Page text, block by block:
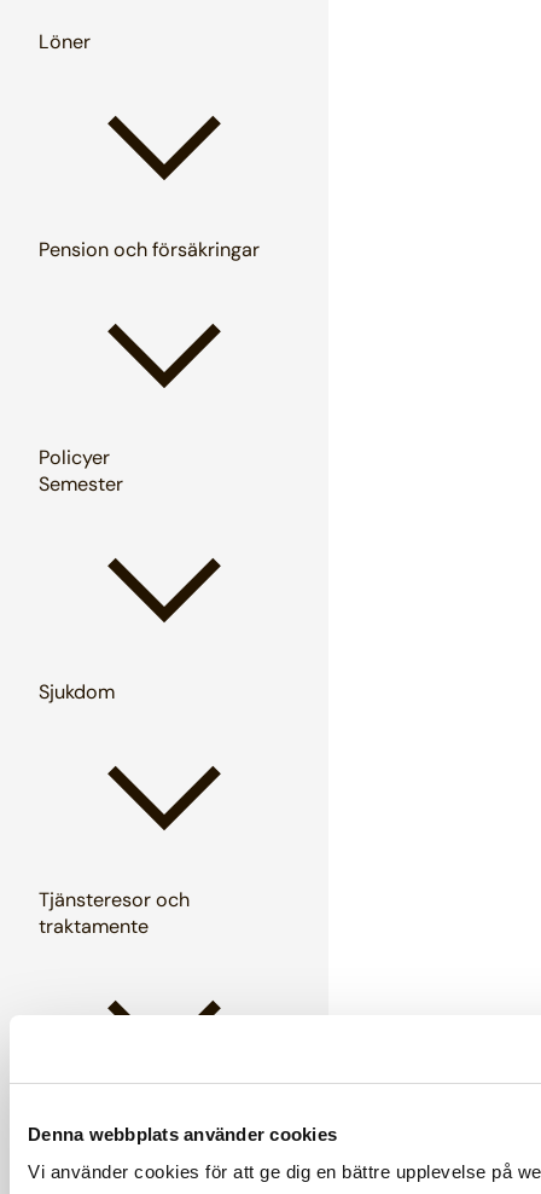
Denna webbplats använder cookies
Vi använder cookies för att ge dig en bättre upplevelse på
Löner
Pension och försäkringar
Policyer
Semester
Sjukdom
Tjänsteresor och
traktamente
Verksamhetsövergång